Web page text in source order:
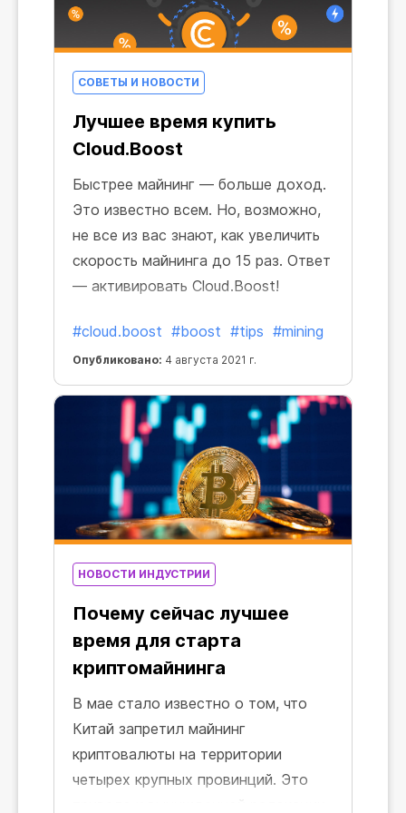
СОВЕТЫ И НОВОСТИ
Лучшее время купить
Cloud.Boost
Быстрее майнинг — больше доход.
Это известно всем. Но, возможно,
не все из вас знают, как увеличить
скорость майнинга до 15 раз. Ответ
— активировать Cloud.Boost!
#cloud.boost #boost #tips #mining
Опубликовано: 4 августа 2021 г.
НОВОСТИ ИНДУСТРИИ
Почему сейчас лучшее
время для старта
криптомайнинга
В мае стало известно о том, что
Китай запретил майнинг
криптовалюты на территории
четырех крупных провинций. Это